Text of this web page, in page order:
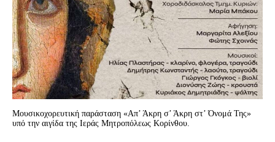
Μουσικοχορευτική παράσταση «Απ’ Άκρη σ’ Άκρη στ’ Όνομά Της»
υπό την αιγίδα της Ιεράς Μητροπόλεως Κορίνθου.